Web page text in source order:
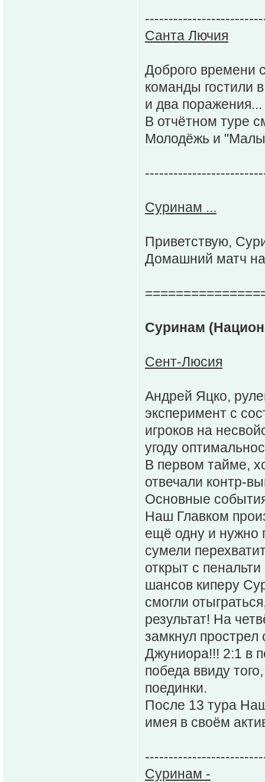
Санта Лючия
Доброго времени
команды гостили
и два поражения...
В отчётном туре
Молодёжь и
Суринам ...
Приветствую,
Домашний матч
Суринам
Сент-Люсия
Андрей Яцко,
эксперимент с
игроков на
угоду
В первом тайме,
отвечали контр-
Основные
Наш Главком
ещё одну и нужно
сумели
открыт с
шансов киперу
смогли
результат! На
замкнул
Джуниора!!! 2:1 в
победа ввиду
поединки.
После 13 тура
имея в своём
Суринам -